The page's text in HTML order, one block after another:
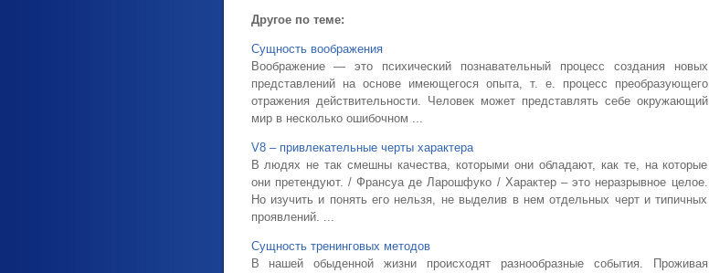
Другое по теме:
Сущность воображения
Воображение — это психический познавательный процесс со­здания новых
представлений на основе имеющегося опыта, т. е. процесс преобразующего
отражения действительности. Человек может представлять себе окружающий
мир в несколько ошибоч­ном ...
V8 – привлекательные черты характера
В людях не так смешны качества, которыми они обладают, как те, на которые
они претендуют. / Франсуа де Ларошфуко / Характер – это неразрывное целое.
Но изучить и понять его нельзя, не выделив в нем отдельных черт и типичных
проявлений. ...
Сущность тренинговых методов
В нашей обыденной жизни происходят разнообразные события. Проживая